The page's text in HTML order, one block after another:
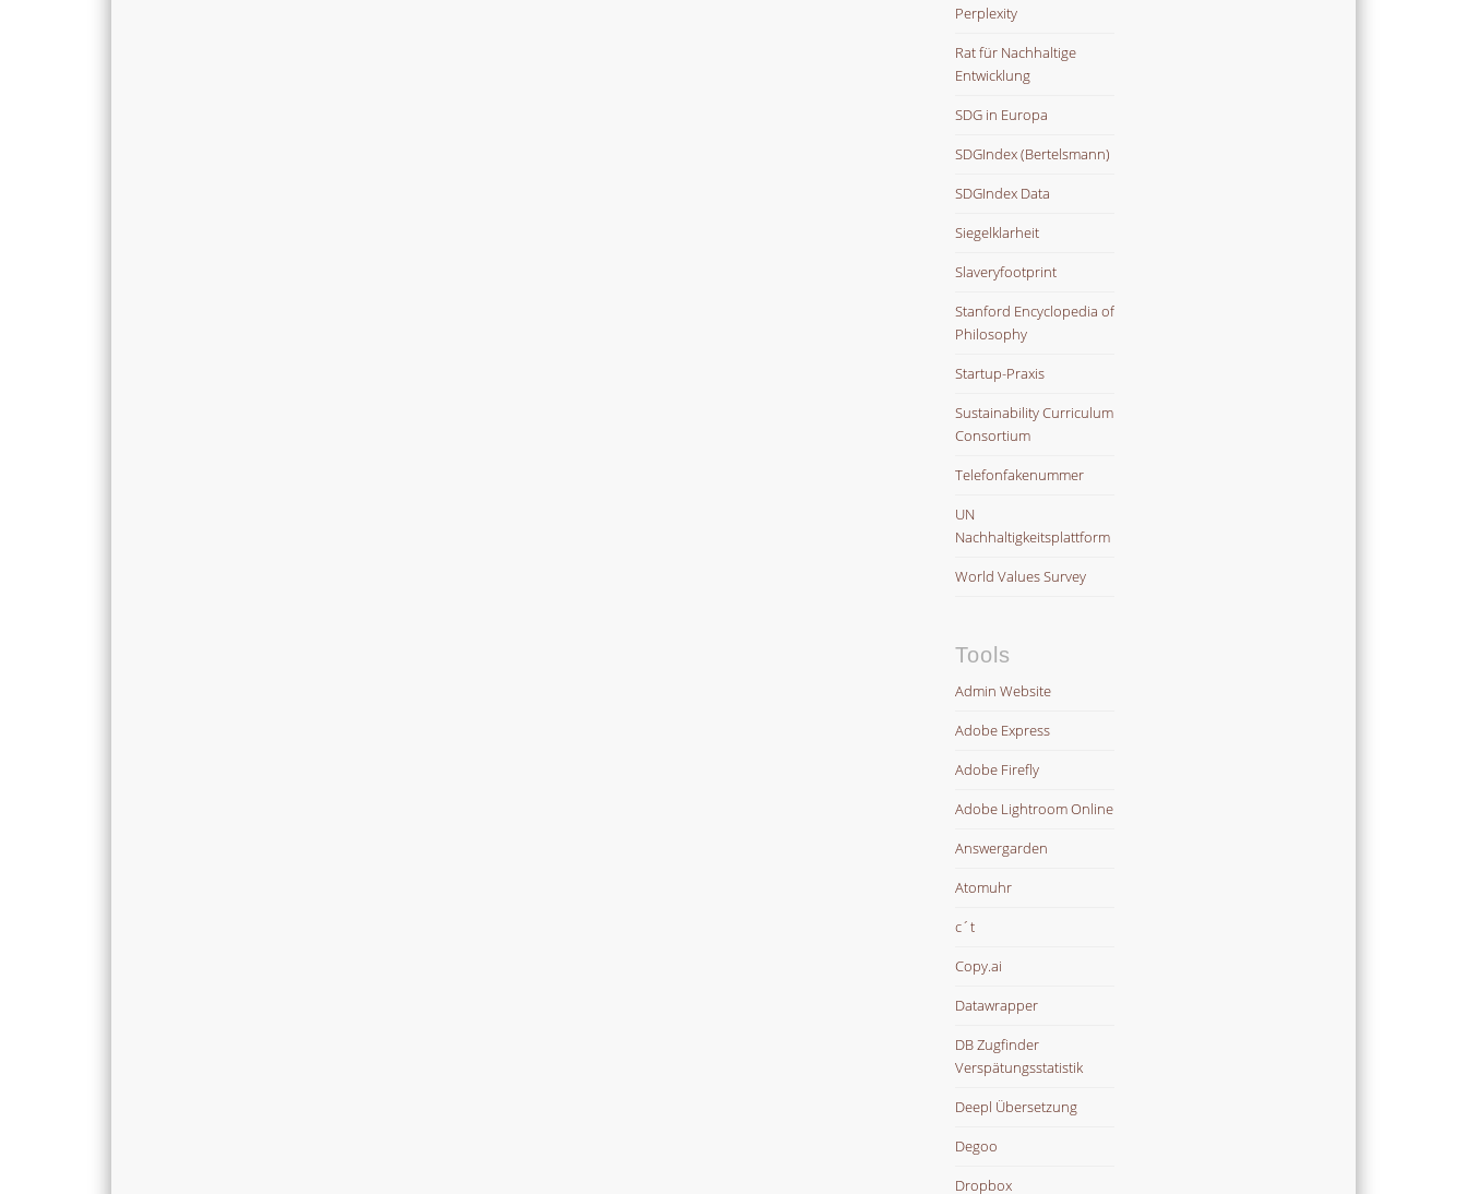
Perplexity
Rat für Nachhaltige
Entwicklung
SDG in Europa
SDGIndex (Bertelsmann)
SDGIndex Data
Siegelklarheit
Slaveryfootprint
Stanford Encyclopedia of
Philosophy
Startup-Praxis
Sustainability Curriculum
Consortium
Telefonfakenummer
UN
Nachhaltigkeitsplattform
World Values Survey
Tools
Admin Website
Adobe Express
Adobe Firefly
Adobe Lightroom Online
Answergarden
Atomuhr
c´t
Copy.ai
Datawrapper
DB Zugfinder
Verspätungsstatistik
Deepl Übersetzung
Degoo
Dropbox